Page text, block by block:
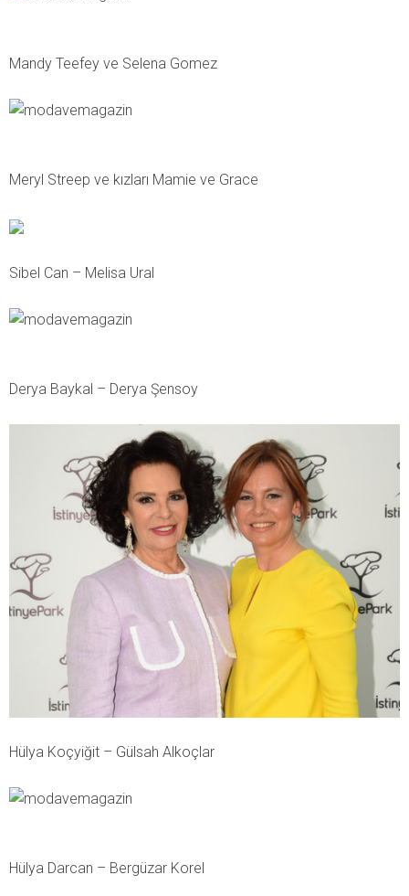
Mandy Teefey ve Selena Gomez
Meryl Streep ve kızları Mamie ve Grace
Sibel Can – Melisa Ural
Derya Baykal – Derya Şensoy
Hülya Koçyiğit – Gülsah Alkoçlar
Hülya Darcan – Bergüzar Korel